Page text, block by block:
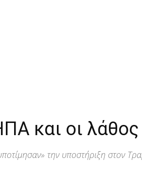
και οι
την υποστήριξη στον